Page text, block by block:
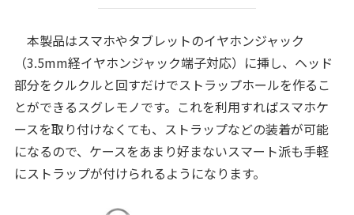
本製品はスマホやタブレットのイヤホンジャック
（3.5mm経イヤホンジャック端子対応）に挿し、ヘッド
部分をクルクルと回すだけでストラップホールを作るこ
とができるスグレモノです。これを利用すればスマホケ
ースを取り付けなくても、ストラップなどの装着が可能
になるので、ケースをあまり好まないスマート派も手軽
にストラップが付けられるようになります。